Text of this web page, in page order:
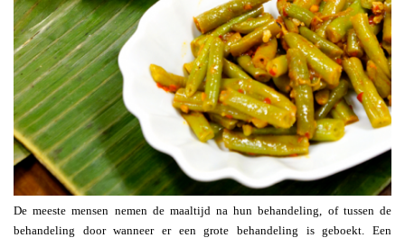
De meeste mensen nemen de maaltijd na hun behandeling, of tussen de
behandeling door wanneer er een grote behandeling is geboekt. Een